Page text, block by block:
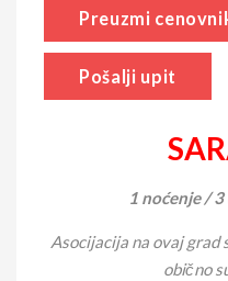
Preuzmi
Pošalji upit
1 noćenje /
Asocijacija na ovaj grad
obično